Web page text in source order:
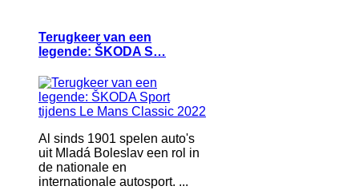
Terugkeer van een
legende: ŠKODA S…
Al sinds 1901 spelen auto's
uit Mladá Boleslav een rol in
de nationale en
internationale autosport. ...